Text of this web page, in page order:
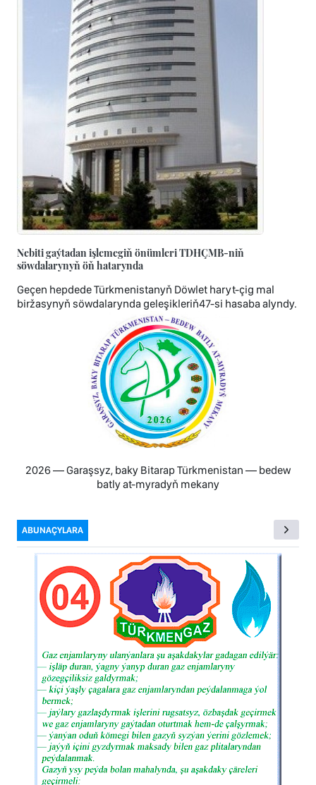
Nebiti gaýtadan işlemegiň önümleri TDHÇMB-niň
söwdalarynyň öň hatarynda
Geçen hepdede Türkmenistanyň Döwlet haryt-çig mal
biržasynyň söwdalarynda geleşikleriň47-si hasaba alyndy.
2026 — Garaşsyz, baky Bitarap Türkmenistan — bedew
batly at-myradyň mekany
ABUNAÇYLARA